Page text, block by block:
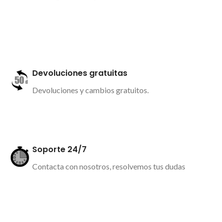
Devoluciones gratuitas
Devoluciones y cambios gratuitos.
Soporte 24/7
Contacta con nosotros, resolvemos tus dudas